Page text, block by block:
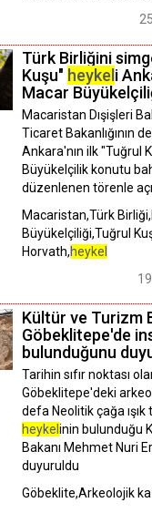
Türk Birliğini
Kuşu" heykeli
Macar
Macaristan Dışişleri
Ticaret Bakanlığının
Ankara'nın ilk "Tuğrul
Büyükelçilik konutu
düzenlenen törenle
Macaristan,Türk
Büyükelçiliği,Tuğrul
Horvath,heykel
Kültür ve Turizm
Göbeklitepe'de
bulunduğunu
Tarihin sıfır noktası
Göbeklitepe'deki
defa Neolitik çağa
heykel inin bulunduğu
Bakanı Mehmet Nuri
duyuruldu
Göbeklite,Arkeolojik